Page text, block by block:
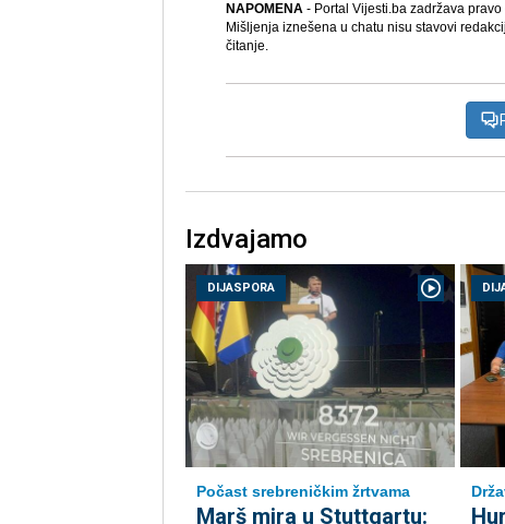
NAPOMENA- Portal Vijesti.ba zadržava
Mišljenja iznešena u chatu nisu stavovi
čitanje.
Izdvajamo
DIJASPORA
Počast srebreničkim žrtvama
Marš mira u Stuttgartu: